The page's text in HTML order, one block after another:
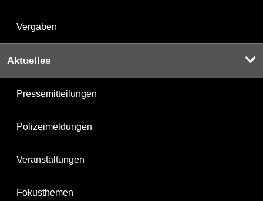
Vergaben
Aktuelles
Pressemitteilungen
Polizeimeldungen
Veranstaltungen
Fokusthemen